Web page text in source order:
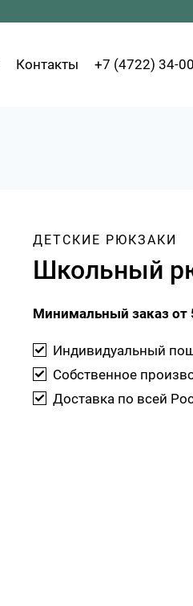
Контакты +7 (4722) 34-
ДЕТСКИЕ РЮКЗАКИ
Школьный
Минимальный заказ от
Индивидуальный
Собственное
Доставка по всей